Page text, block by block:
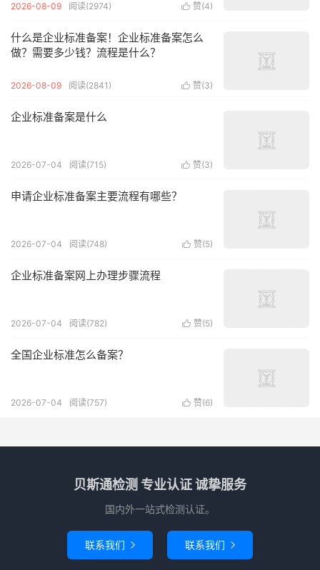
 赞(4)
2026-08-09 阅读(2974)
什么是企业标准备案！企业标准备案怎么
做？需要多少钱？流程是什么？
 赞(3)
2026-08-09 阅读(2841)
企业标准备案是什么
 赞(3)
2026-07-04 阅读(715)
申请企业标准备案主要流程有哪些？
 赞(5)
2026-07-04 阅读(748)
企业标准备案网上办理步骤流程
 赞(5)
2026-07-04 阅读(782)
全国企业标准怎么备案？
 赞(6)
2026-07-04 阅读(757)
贝斯通检测 专业认证 诚挚服务
国内外一站式检测认证。
联系我们  联系我们 